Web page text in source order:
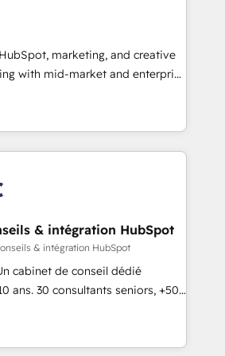
learn how to: •
your HubSpot portal •
fully using HubSpot • Track
across the entire buyer journey
and videos that attract
Our coaching-led
let’s talk.
marketing, and creative
with mid-market and enterprise
and teams that turn
growth engine. Named
of the Year in 2024,
over 15 years in the ecosystem,
record that speaks for itself.
operating model, delivering
teams in the UK, USA,
France, Belgium, Singapore, and
and 175+ employees.
& intégration HubSpot
& intégration HubSpot
cabinet de conseil dédié
ans. 30 consultants seniors, +500
Notre mission : faire de
de performance pour votre
passe par la compréhension de